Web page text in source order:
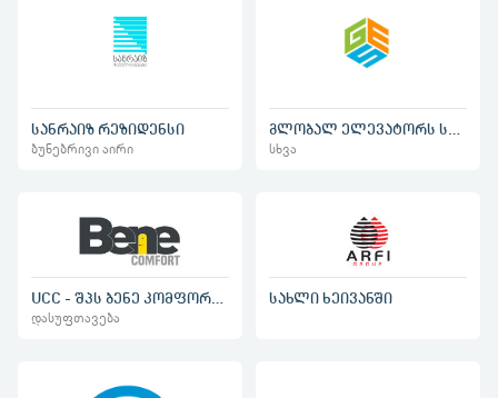
სანრაიზ რეზიდენსი
ბუნებრივი აირი სხვა
UCC - შპს ბენე კომფორტი
დასუფთავება
სახლი ხეივანში